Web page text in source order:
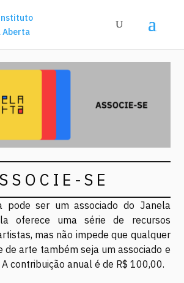
SE
pode ser um associado do Janela
oferece uma série de recursos
mas não impede que qualquer
de arte também seja um associado e
contribuição anual é de R$ 100,00.